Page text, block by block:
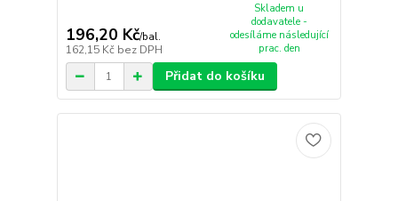
196,20 Kč/bal.
162,15 Kč bez DPH
Skladem u
dodavatele -
odesíláme následující
prac. den
Přidat do košíku